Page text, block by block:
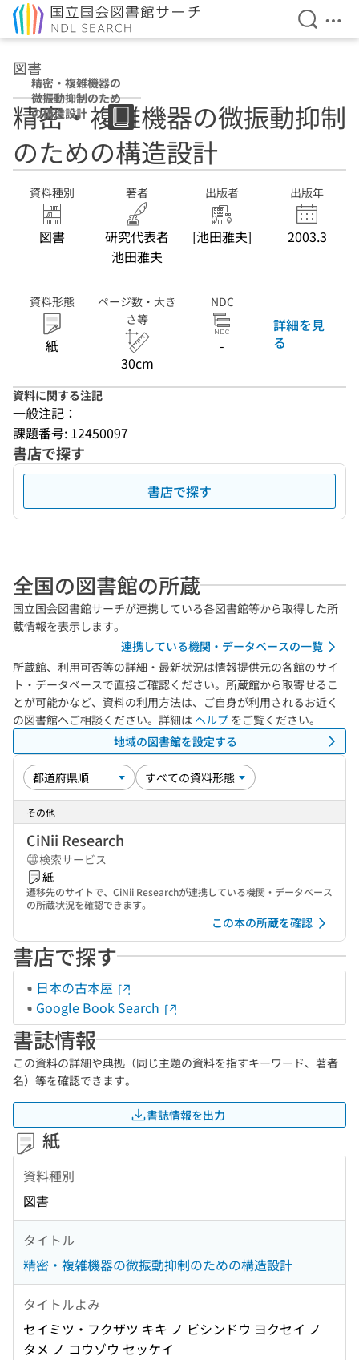
検索を
メ
図書
精密・複雑機器の
微振動抑制のため
の構造設計
精密・複雑機器の微振動抑制
のための構造設計
資料種別
図書
著者
研究代表者
池田雅夫
出版者
[池田雅夫]
出版年
2003.3
資料形態
紙
ページ数・大き
さ等
30cm
NDC
-
詳細を見
る
資料に関する注記
一般注記：
課題番号: 12450097
書店で探す
書店で探す
全国の図書館の所蔵
国立国会図書館サーチが連携している各図書館等から取得した所
蔵情報を表示します。
連携している機関・データベースの一覧
所蔵館、利用可否等の詳細・最新状況は情報提供元の各館のサイ
ト・データベースで直接ご確認ください。所蔵館から取寄せるこ
とが可能かなど、資料の利用方法は、ご自身が利用されるお近く
の図書館へご相談ください。詳細は ヘルプ をご覧ください。
地域の図書館を設定する
その他
CiNii Research
検索サービス
紙
遷移先のサイトで、CiNii Researchが連携している機関・データベース
の所蔵状況を確認できます。
この本の所蔵を確認
書店で探す
日本の古本屋
Google Book Search
書誌情報
この資料の詳細や典拠（同じ主題の資料を指すキーワード、著者
名）等を確認できます。
書誌情報を出力
紙
資料種別
図書
タイトル
精密・複雑機器の微振動抑制のための構造設計
タイトルよみ
セイミツ・フクザツ キキ ノ ビシンドウ ヨクセイ ノ
タメ ノ コウゾウ セッケイ